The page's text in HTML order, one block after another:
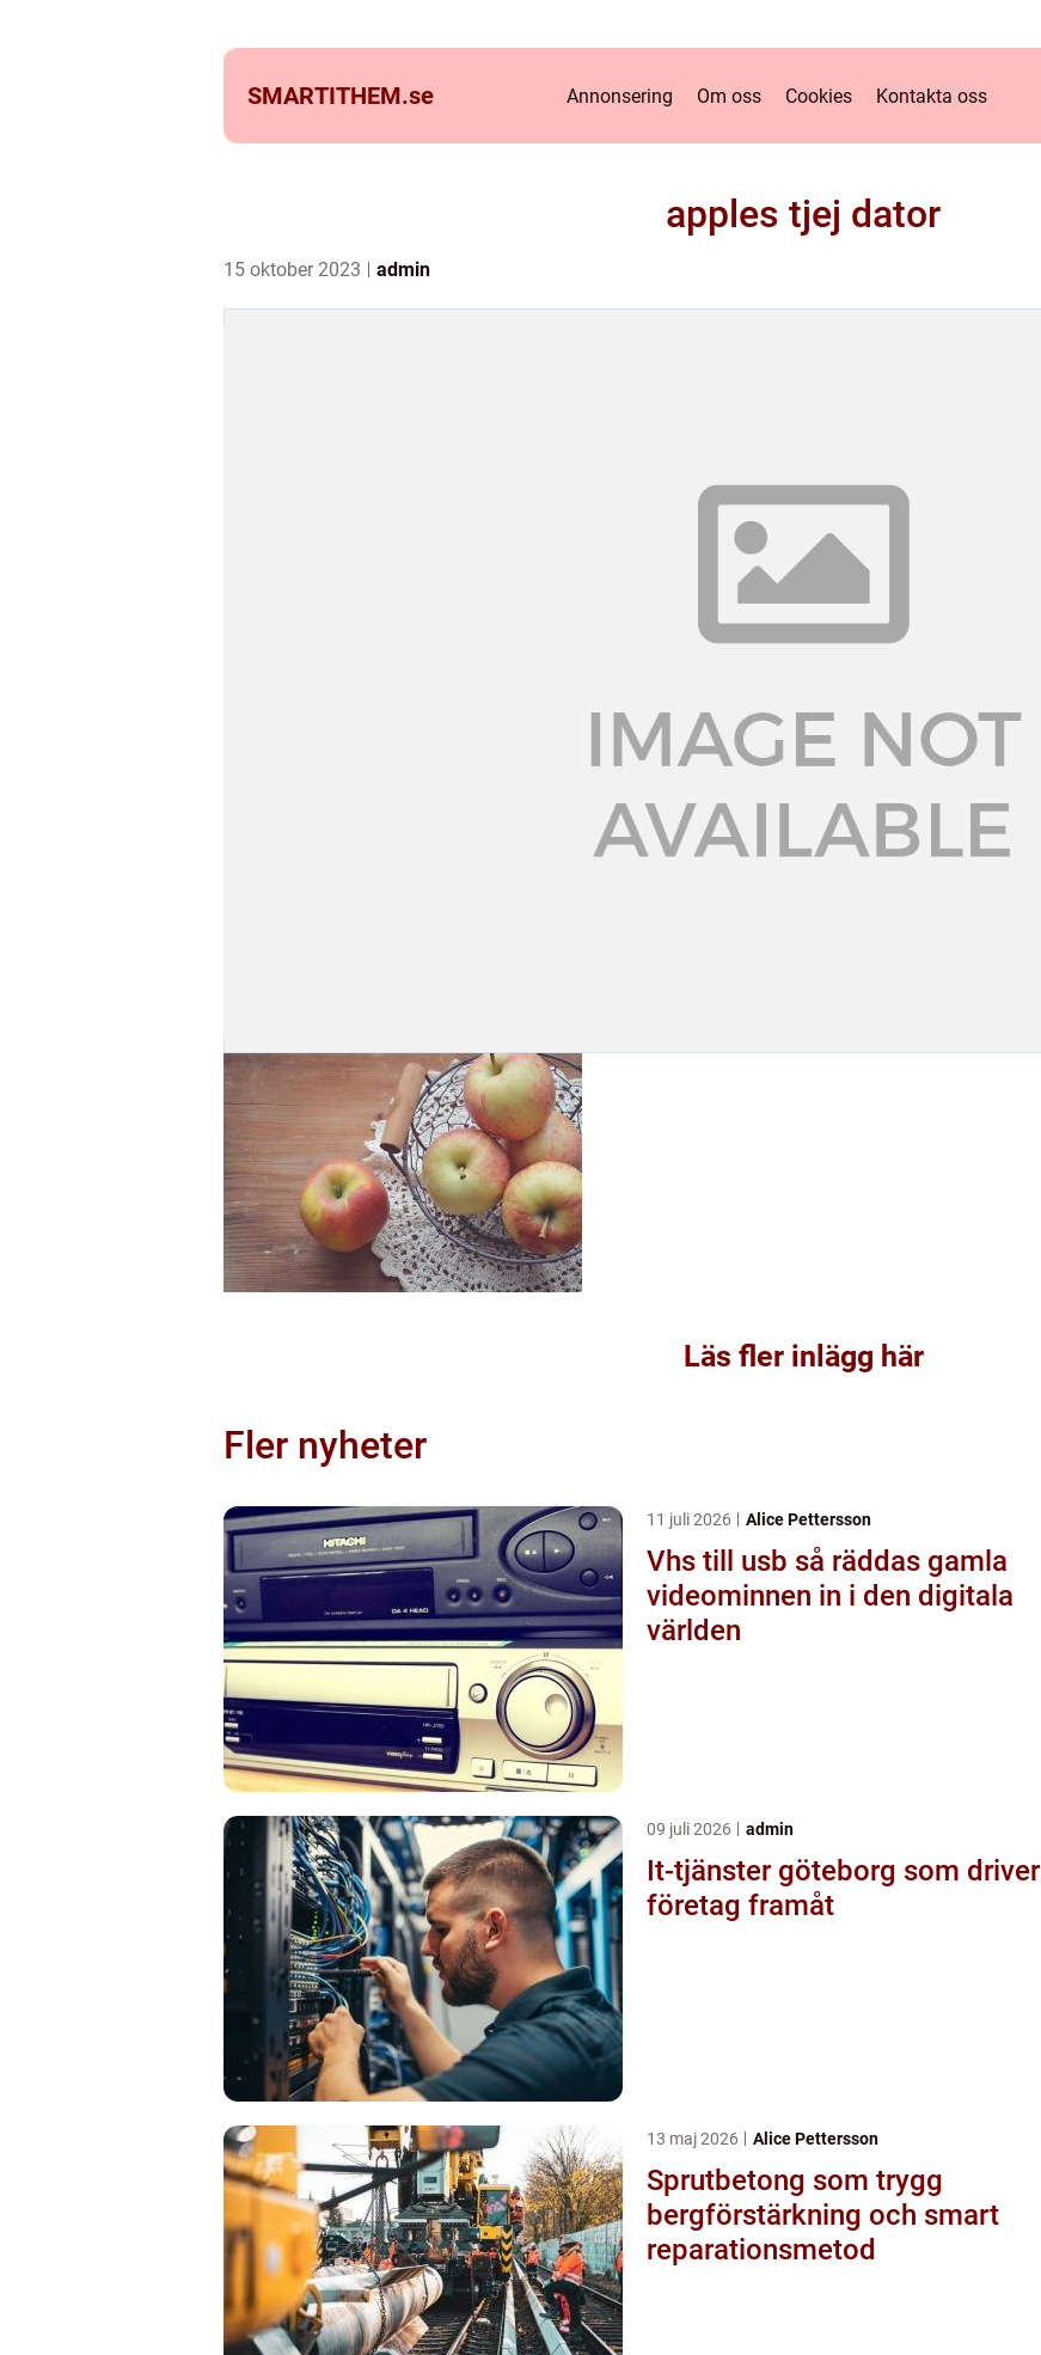
SMARTITHEM.se Annonsering Om oss Cookies Kontakta oss
apples tjej dator
15 oktober 2023 admin
Läs fler inlägg här
Fler nyheter
11 juli 2026 Alice Pettersson
Vhs till usb så räddas gamla
videominnen in i den digitala
världen
09 juli 2026 admin
It-tjänster göteborg som driver
företag framåt
13 maj 2026 Alice Pettersson
Sprutbetong som trygg
bergförstärkning och smart
reparationsmetod